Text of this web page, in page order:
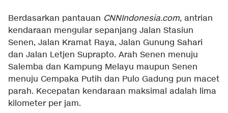
Berdasarkan pantauan CNNIndonesia.com, antrian
kendaraan mengular sepanjang Jalan Stasiun
Senen, Jalan Kramat Raya, Jalan Gunung Sahari
dan Jalan Letjen Suprapto. Arah Senen menuju
Salemba dan Kampung Melayu maupun Senen
menuju Cempaka Putih dan Pulo Gadung pun macet
parah. Kecepatan kendaraan maksimal adalah lima
kilometer per jam.